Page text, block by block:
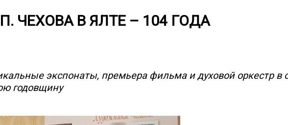
ЧЕХОВА В ЯЛТЕ – 104 ГОДА
экспонаты, премьера фильма и духовой оркестр в
годовщину